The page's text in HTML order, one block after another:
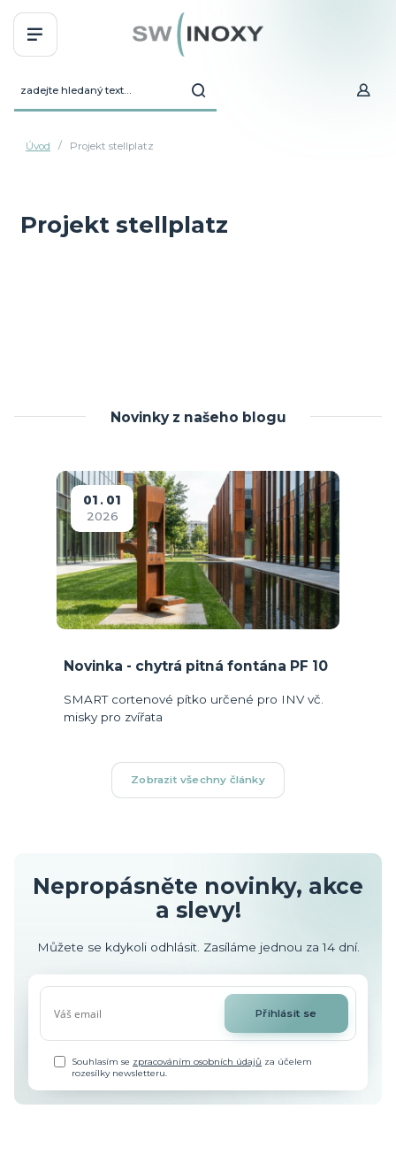
Úvod Projekt stellplatz
Projekt stellplatz
Novinky z našeho blogu
01
01
2026
Novinka - chytrá pitná fontána PF 10
SMART cortenové pítko určené pro INV vč.
misky pro zvířata
Zobrazit všechny články
Nepropásněte novinky, akce
a slevy!
Můžete se kdykoli odhlásit. Zasíláme jednou za 14 dní.
Přihlásit se
Souhlasím se zpracováním osobních údajů za účelem
rozesílky newsletteru.